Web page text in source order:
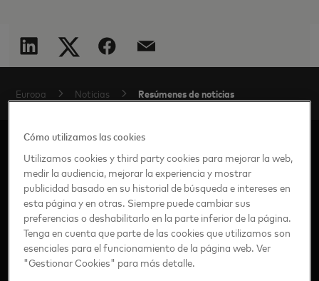
Europa Noticias Resúmenes de noticias
https://www.mastercard.com/news/europe/es-es
Cómo utilizamos las cookies
Utilizamos cookies y third party cookies para mejorar la web,
medir la audiencia, mejorar la experiencia y mostrar
publicidad basado en su historial de búsqueda e intereses en
esta página y en otras. Siempre puede cambiar sus
preferencias o deshabilitarlo en la parte inferior de la página.
Tenga en cuenta que parte de las cookies que utilizamos son
esenciales para el funcionamiento de la página web. Ver
"Gestionar Cookies" para más detalle.